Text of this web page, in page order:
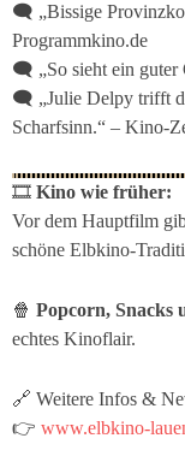
🗨 „Bissige
Programmkino.de
🗨 „So sieht ein
🗨 „Julie Delpy trifft
Scharfsinn.“ – Kino-
🎞 Kino wie früher:
Vor dem Hauptfilm
schöne Elbkino-
🍿 Popcorn, Snacks
echtes Kinoflair.
🔗 Weitere Infos &
👉 www.elbkino-